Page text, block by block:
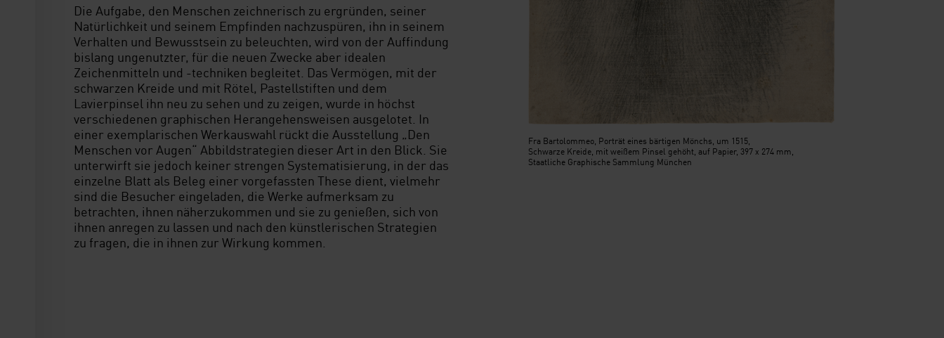
Die Aufgabe, den Menschen zeichnerisch zu ergründen, seiner
Natürlichkeit und seinem Empfinden nachzuspüren, ihn in seinem
Verhalten und Bewusstsein zu beleuchten, wird von der Auffindung
bislang ungenutzter, für die neuen Zwecke aber idealen
Zeichenmitteln und -techniken begleitet. Das Vermögen, mit der
schwarzen Kreide und mit Rötel, Pastellstiften und dem
Lavierpinsel ihn neu zu sehen und zu zeigen, wurde in höchst
verschiedenen graphischen Herangehensweisen ausgelotet. In
einer exemplarischen Werkauswahl rückt die Ausstellung „Den
Menschen vor Augen“ Abbildstrategien dieser Art in den Blick. Sie
unterwirft sie jedoch keiner strengen Systematisierung, in der das
einzelne Blatt als Beleg einer vorgefassten These dient, vielmehr
sind die Besucher eingeladen, die Werke aufmerksam zu
betrachten, ihnen näherzukommen und sie zu genießen, sich von
ihnen anregen zu lassen und nach den künstlerischen Strategien
zu fragen, die in ihnen zur Wirkung kommen.
Fra Bartolommeo, Porträt eines bärtigen Mönchs, um 1515,
Schwarze Kreide, mit weißem Pinsel gehöht, auf Papier, 397 x 274 mm,
Staatliche Graphische Sammlung München